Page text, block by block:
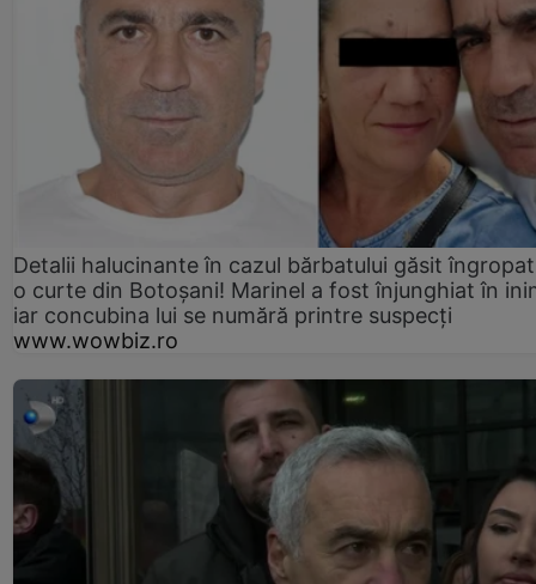
Detalii halucinante în cazul bărbatului găsit
o curte din Botoșani! Marinel a fost înjunghiat în
iar concubina lui se numără printre suspecți
www.wowbiz.ro